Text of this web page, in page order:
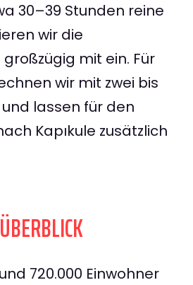
30–39 Stunden reine
wir die
mit ein. Für
wir mit zwei bis
lassen für den
Kapıkule zusätzlich
720.000 Einwohner